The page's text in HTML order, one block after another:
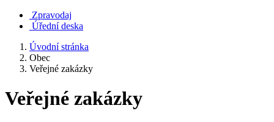
Zpravodaj
Úřední deska
Úvodní stránka
Obec
Veřejné zakázky
Veřejné zakázky